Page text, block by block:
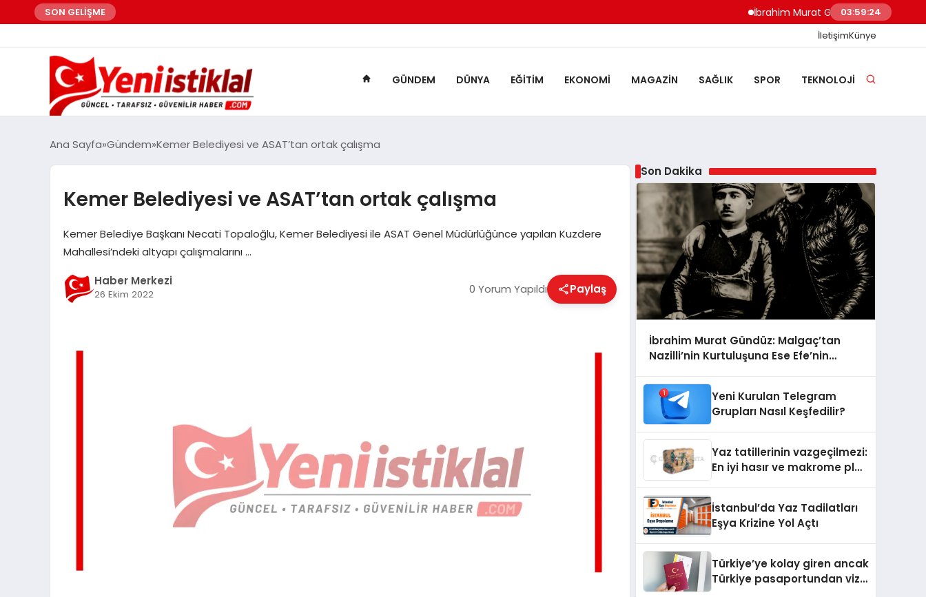
SON GELİŞME İbrahim Murat Gündüz: Malgaç’tan
03:59:25
İletişimKünye
GÜNDEM DÜNYA EĞITIM EKONOMI MAGAZIN SAĞLIK SPOR TEKNOLOJI
Ana Sayfa Gündem Kemer Belediyesi ve ASAT’tan ortak çalışma
Kemer Belediyesi ve ASAT’tan ortak çalışma
Kemer Belediye Başkanı Necati Topaloğlu, Kemer Belediyesi ile ASAT Genel Müdürlüğünce yapılan Kuzdere
Mahallesi’ndeki altyapı çalışmalarını …
Haber Merkezi
26 Ekim 2022 0 Yorum Yapıldı Paylaş
Son Dakika
İbrahim Murat Gündüz: Malgaç’tan
Nazilli’nin Kurtuluşuna Ese Efe’nin
Yeni Kurulan Telegram
Grupları Nasıl Keşfedilir?
Yaz tatillerinin vazgeçilmezi:
En iyi hasır ve makrome plaj
İstanbul’da Yaz Tadilatları
Eşya Krizine Yol Açtı
Türkiye’ye kolay giren ancak
Türkiye pasaportundan vize